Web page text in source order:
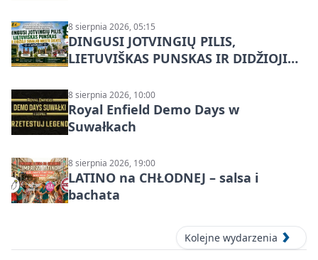
8 sierpnia 2026, 05:15
DINGUSI JOTVINGIŲ PILIS,
LIETUVIŠKAS PUNSKAS IR DIDŽIOJI
DZŪKIJOS – jednodienė kelionė
8 sierpnia 2026, 10:00
Royal Enfield Demo Days w
Suwałkach
8 sierpnia 2026, 19:00
LATINO na CHŁODNEJ – salsa i
bachata
Kolejne wydarzenia